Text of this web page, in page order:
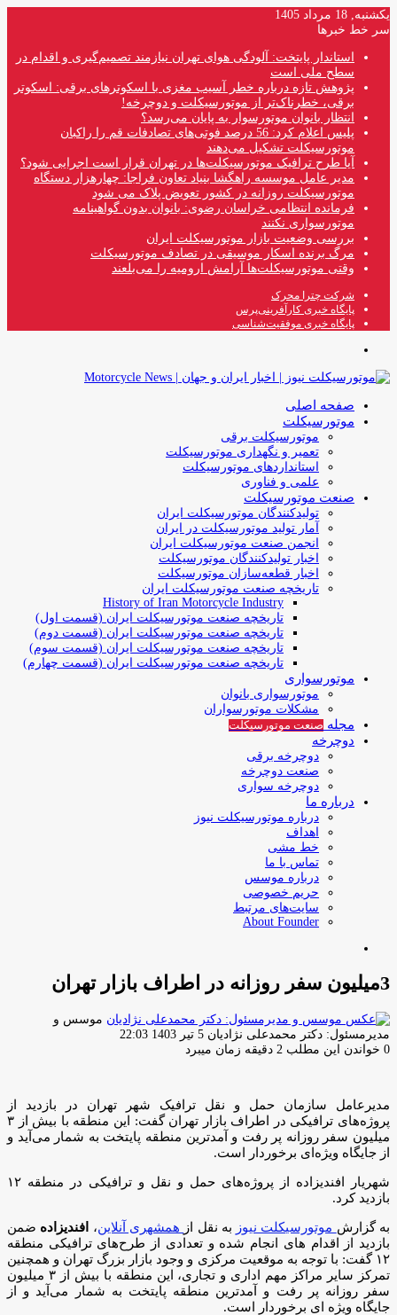
یکشنبه, 18 مرداد 1405
سر خط خبرها
استاندار پایتخت: آلودگی هوای تهران نیازمند تصمیم‌گیری و اقدام در
سطح ملی است
پژوهش تازه درباره خطر آسیب مغزی با اسکوترهای برقی: اسکوتر
برقی، خطرناک‌تر از موتورسیکلت و دوچرخه!
انتظار بانوان موتورسوار به پایان می‌رسد؟
پلیس اعلام کرد: 56 درصد فوتی‌های تصادفات قم را راکبان
موتورسیکلت تشکیل می‌دهند
آیا طرح ترافیک موتورسیکلت‌ها در تهران قرار است اجرایی شود؟
مدیر عامل موسسه راهگشا بنیاد تعاون فراجا: چهارهزار دستگاه
موتورسیکلت روزانه در کشور تعویض پلاک می شود
فرمانده انتظامی خراسان رضوی: بانوان بدون گواهینامه
موتورسواری نکنند
بررسی وضعیت بازار موتورسیکلت ایران
مرگ برنده اسکار موسیقی در تصادف موتورسیکلت
وقتی موتورسیکلت‌ها آرامش ارومیه را می‌بلعند
شرکت چترا محرک
پایگاه خبری کارآفرینی‌پرس
پایگاه خبری موفقیت‌شناسی
صفحه اصلی
موتورسیکلت
موتورسیکلت برقی
تعمیر و نگهداری موتورسیکلت
استانداردهای موتورسیکلت
علمی و فناوری
صنعت موتورسیکلت
تولیدکنندگان موتورسیکلت ایران
آمار تولید موتورسیکلت در ایران
انجمن صنعت موتورسیکلت ایران
اخبار تولیدکنندگان موتورسیکلت
اخبار قطعه‌سازان موتورسیکلت
تاریخچه صنعت موتورسیکلت ایران
History of Iran Motorcycle Industry
تاریخچه صنعت موتورسیکلت ایران (قسمت اول)
تاریخچه صنعت موتورسیکلت ایران (قسمت دوم)
تاریخچه صنعت موتورسیکلت ایران (قسمت سوم)
تاریخچه صنعت موتورسیکلت ایران (قسمت چهارم)
موتورسواری
موتورسواری بانوان
مشکلات موتورسواران
مجله صنعت موتورسیکلت
دوچرخه
دوچرخه برقی
صنعت دوچرخه
دوچرخه سواری
درباره ما
درباره موتورسیکلت نیوز
اهداف
خط مشی
تماس با ما
درباره موسس
حریم خصوصی
سایت‌های مرتبط
About Founder
3میلیون سفر روزانه در اطراف بازار تهران
موسس و
مدیرمسئول: دکتر محمدعلی نژادیان ارسال
ایمیل
5 تیر 1403 22:03
0 خواندن این مطلب 2 دقیقه زمان میبرد
مدیرعامل سازمان حمل و نقل ترافیک شهر تهران در بازدید از
پروژه‌های ترافیکی در اطراف بازار تهران گفت: این منطقه با بیش از ۳
میلیون سفر روزانه پر رفت و آمدترین منطقه پایتخت به شمار می‌آید و
از جایگاه ویژه‌ای برخوردار است.
شهریار افندیزاده از پروژه‌های حمل و نقل و ترافیکی در منطقه ۱۲
بازدید کرد.
به گزارش موتورسیکلت نیوز به نقل از همشهری آنلاین، افندیزاده ضمن
بازدید از اقدام های انجام شده و تعدادی از طرح‌های ترافیکی منطقه
۱۲ گفت: با توجه به موقعیت مرکزی و وجود بازار بزرگ تهران و همچنین
تمرکز سایر مراکز مهم اداری و تجاری، این منطقه با بیش از ۳ میلیون
سفر روزانه پر رفت و آمدترین منطقه پایتخت به شمار می‌آید و از
جایگاه ویژه ای برخوردار است.